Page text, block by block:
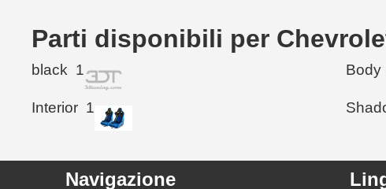
Parti disponibili per
black 1 Body
Interior 1
Navigazione